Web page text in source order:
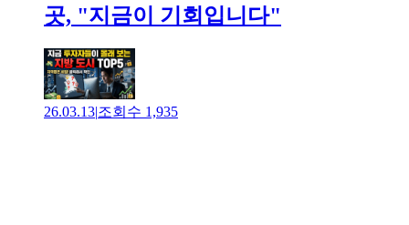
곳, "지금이 기회입니다"
26.03.13|조회수 1,935